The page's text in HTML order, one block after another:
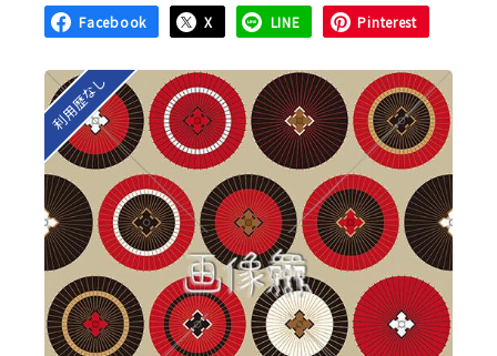
Facebook X LINE Pinterest
利用歴なし